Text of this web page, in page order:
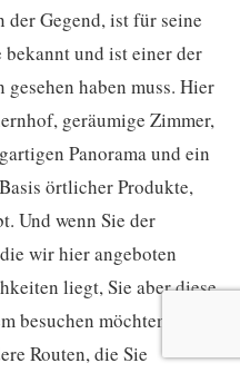
der Gegend, ist für seine
und ist einer der
haben muss. Hier
geräumige Zimmer,
Panorama und ein
örtlicher Produkte,
Und wenn Sie der
wir hier angeboten
liegt, Sie aber diese
besuchen möchten,
Routen, die Sie